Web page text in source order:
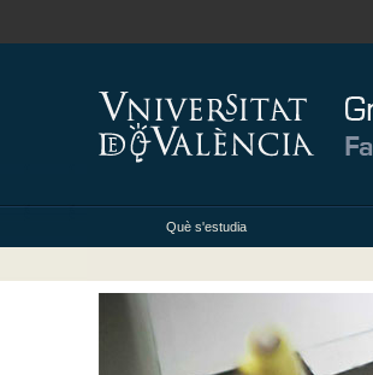
Què s'estudia